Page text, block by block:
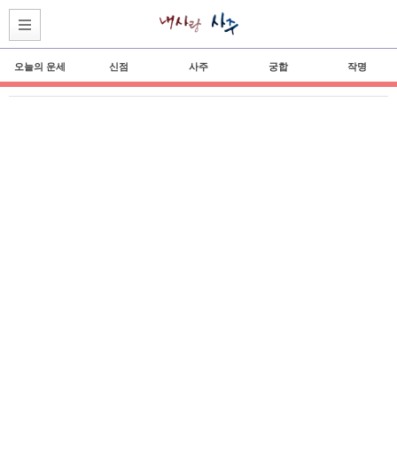
오늘의 운세 신점 사주 궁합 작명